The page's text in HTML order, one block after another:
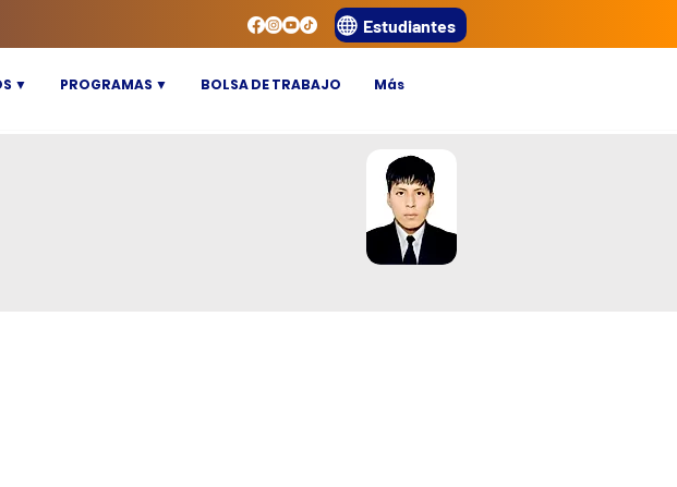
Estudiantes
▼ PROGRAMAS ▼ BOLSA DE TRABAJO Más